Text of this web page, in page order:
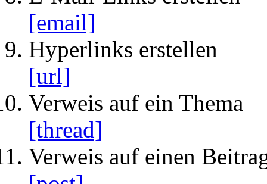
[email]
Hyperlinks erstellen
[url]
Verweis auf ein Thema
[thread]
Verweis auf einen